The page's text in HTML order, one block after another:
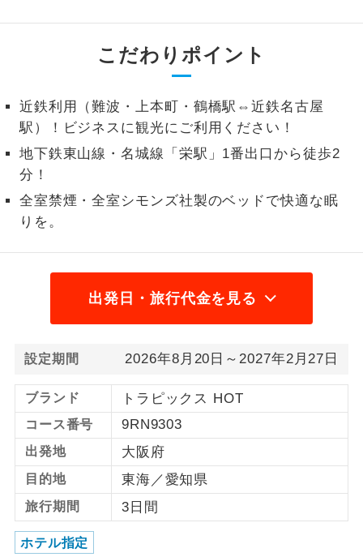
こだわりポイント
近鉄利用（難波・上本町・鶴橋駅⇔近鉄名古屋
駅）！ビジネスに観光にご利用ください！
地下鉄東山線・名城線「栄駅」1番出口から徒歩2
分！
全室禁煙・全室シモンズ社製のベッドで快適な眠
りを。
出発日・旅行代金を見る
設定期間 2026年8月20日～2027年2月27日
ブランド トラピックス HOT
コース番号 9RN9303
出発地 大阪府
目的地 東海／愛知県
旅行期間 3日間
ホテル指定
だけます。
ホン
をじっくり聞くことができます。
1名様催行
1名様から出発可能な個人型プランで
2名様催行
2名様から出発可能な個人型プランで
おひとり様参
おひとり様限定でご参加いただけるコー
スです。
ご夫婦限定でご参加いただけるコースで
す。
女性限定
女性限定でご参加いただけるコースで
す。
年齢制限あり
ご参加にあたり年齢に制限があるコース
です。
利用航空会社が指定なので、ご出発の計